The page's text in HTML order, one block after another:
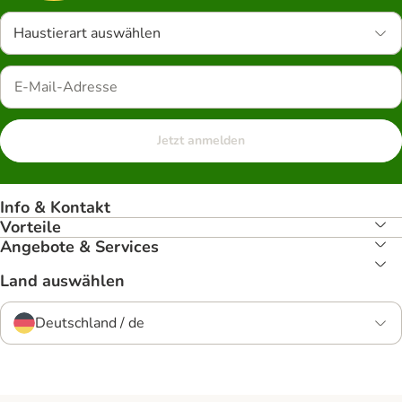
Haustierart auswählen
Jetzt anmelden
Info & Kontakt
Vorteile
Angebote & Services
Land auswählen
Deutschland / de